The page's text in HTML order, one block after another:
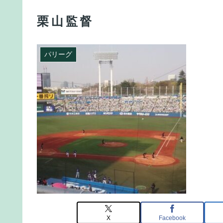
栗山監督
パリーグ
X Facebook